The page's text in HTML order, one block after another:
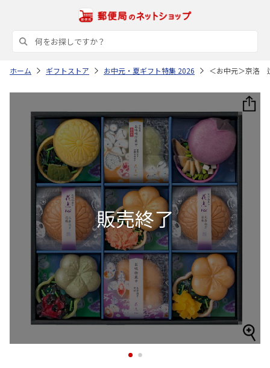
ホーム ギフトストア お中元・夏ギフト特集 2026 ＜お中元＞京洛
1 2